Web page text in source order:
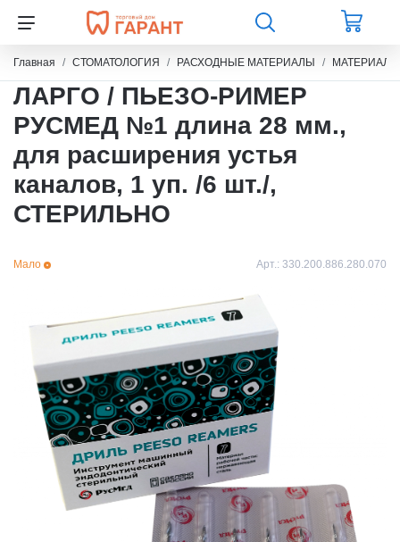
Главная СТОМАТОЛОГИЯ РАСХОДНЫЕ МАТЕРИАЛЫ
ЛАРГО / ПЬЕЗО-РИМЕР
РУСМЕД №1 длина 28 мм.,
для расширения устья
каналов, 1 уп. /6 шт./,
СТЕРИЛЬНО
Мало Арт.: 330.200.886.280.070